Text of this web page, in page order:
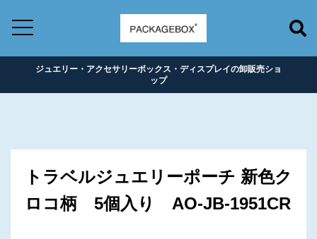
ジュエリー・アクセサリーボックス・ディスプレイの卸販売ショ
ップ
トラベルジュエリーポーチ 新色ク
ロコ柄 5個入り AO-JB-1951CR